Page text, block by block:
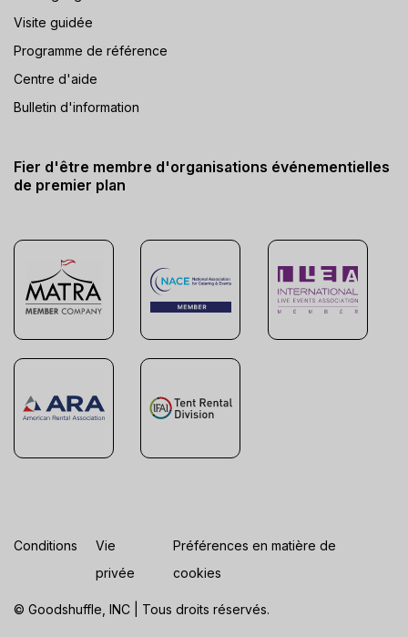
Visite guidée
Programme de référence
Centre d'aide
Bulletin d'information
Fier d'être membre d'organisations événementielles
de premier plan
© Goodshuffle, INC | Tous droits réservés.
Conditions
Vie
privée
Préférences en matière de
cookies